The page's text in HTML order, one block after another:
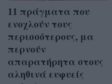
11 πράγματα που
ενοχλούν τους
περισσότερους, μα
περνούν
απαρατήρητα στους
αληθινά ευφυείς